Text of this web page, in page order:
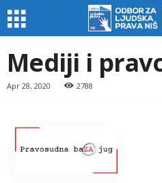
Mediji i
Apr 28, 2020 2788